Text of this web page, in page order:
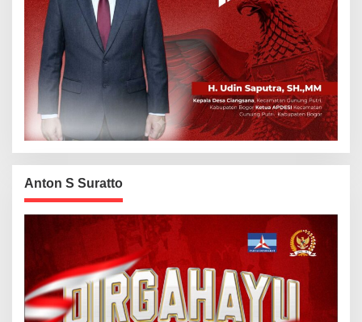
Anton S Suratto